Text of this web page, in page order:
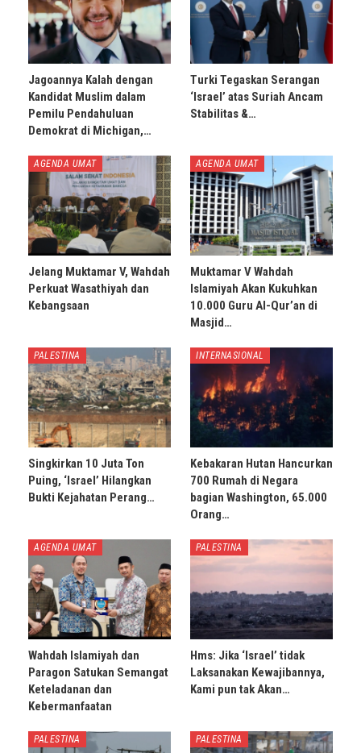
Jagoannya Kalah dengan
Kandidat Muslim dalam
Pemilu Pendahuluan
Demokrat di Michigan,…
Turki Tegaskan Serangan
‘Israel’ atas Suriah Ancam
Stabilitas &…
AGENDA UMAT
Jelang Muktamar V, Wahdah
Perkuat Wasathiyah dan
Kebangsaan
AGENDA UMAT
Muktamar V Wahdah
Islamiyah Akan Kukuhkan
10.000 Guru Al-Qur’an di
Masjid…
PALESTINA
Singkirkan 10 Juta Ton
Puing, ‘Israel’ Hilangkan
Bukti Kejahatan Perang…
INTERNASIONAL
Kebakaran Hutan Hancurkan
700 Rumah di Negara
bagian Washington, 65.000
Orang…
AGENDA UMAT
Wahdah Islamiyah dan
Paragon Satukan Semangat
Keteladanan dan
Kebermanfaatan
PALESTINA
Hms: Jika ‘Israel’ tidak
Laksanakan Kewajibannya,
Kami pun tak Akan…
PALESTINA PALESTINA